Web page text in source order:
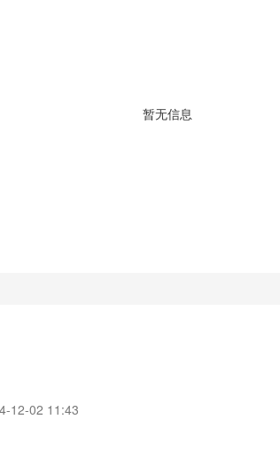
暂无信息
12-02 11:43